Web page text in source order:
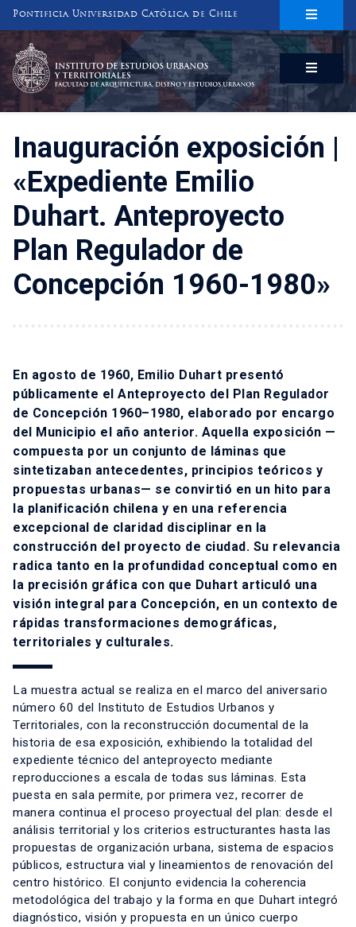
Pontificia Universidad Católica de Chile
INSTITUTO DE ESTUDIOS URBANOS
Y TERRITORIALES
FACULTAD DE ARQUITECTURA, DISEÑO Y ESTUDIOS URBANOS
Inauguración exposición |
«Expediente Emilio
Duhart. Anteproyecto
Plan Regulador de
Concepción 1960-1980»
En agosto de 1960, Emilio Duhart presentó
públicamente el Anteproyecto del Plan Regulador
de Concepción 1960–1980, elaborado por encargo
del Municipio el año anterior. Aquella exposición —
compuesta por un conjunto de láminas que
sintetizaban antecedentes, principios teóricos y
propuestas urbanas— se convirtió en un hito para
la planificación chilena y en una referencia
excepcional de claridad disciplinar en la
construcción del proyecto de ciudad. Su relevancia
radica tanto en la profundidad conceptual como en
la precisión gráfica con que Duhart articuló una
visión integral para Concepción, en un contexto de
rápidas transformaciones demográficas,
territoriales y culturales.
La muestra actual se realiza en el marco del aniversario
número 60 del Instituto de Estudios Urbanos y
Territoriales, con la reconstrucción documental de la
historia de esa exposición, exhibiendo la totalidad del
expediente técnico del anteproyecto mediante
reproducciones a escala de todas sus láminas. Esta
puesta en sala permite, por primera vez, recorrer de
manera continua el proceso proyectual del plan: desde el
análisis territorial y los criterios estructurantes hasta las
propuestas de organización urbana, sistema de espacios
públicos, estructura vial y lineamientos de renovación del
centro histórico. El conjunto evidencia la coherencia
metodológica del trabajo y la forma en que Duhart integró
diagnóstico, visión y propuesta en un único cuerpo